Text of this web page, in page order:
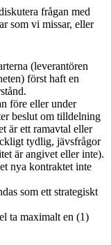
frågan med
som vi missar, eller
(leverantören
först haft en
före eller under
beslut om tilldelning
är ett ramavtal eller
tydlig, jävsfrågor
är angivet eller inte).
nya kontraktet inte
som ett strategiskt
ta maximalt en (1)